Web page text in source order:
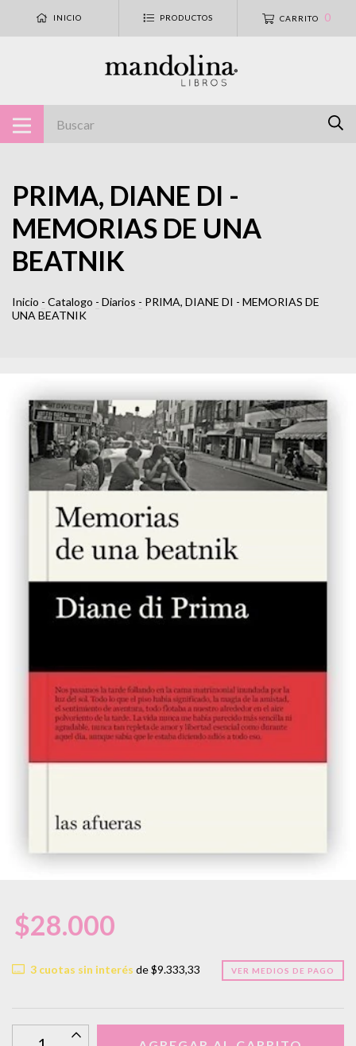
INICIO PRODUCTOS CARRITO 0
PRIMA, DIANE DI -
MEMORIAS DE UNA
BEATNIK
Inicio - Catalogo - Diarios - PRIMA, DIANE DI - MEMORIAS DE
UNA BEATNIK
$28.000
3cuotas sin interés de$9.333,33 VER MEDIOS DE PAGO